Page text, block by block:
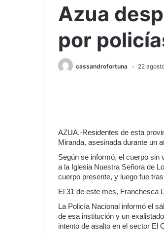
Azua
por
cassandrofortuna 22
AZUA.-Residentes de esta
Miranda, asesinada durante un
Según se informó, el cuerpo sin
a la Iglesia Nuestra Señora de
cuerpo presente, y luego fue
El 31 de este mes, Franchesca
La Policía Nacional informó el
de esa institución y un
intento de asalto en el sector El